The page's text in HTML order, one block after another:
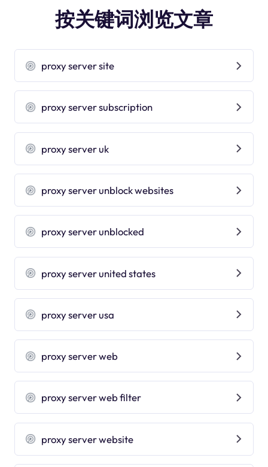
按关键词浏览文章
proxy server site
proxy server subscription
proxy server uk
proxy server unblock websites
proxy server unblocked
proxy server united states
proxy server usa
proxy server web
proxy server web filter
proxy server website